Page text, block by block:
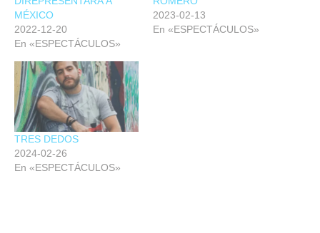
MÉXICO
2022-12-20
En «ESPECTÁCULOS»
2023-02-13
En «ESPECTÁCULOS»
TRES DEDOS
2024-02-26
En «ESPECTÁCULOS»